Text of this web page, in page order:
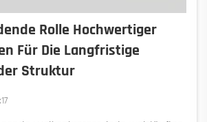
Rolle Hochwertiger
Für Die Langfristige
Struktur